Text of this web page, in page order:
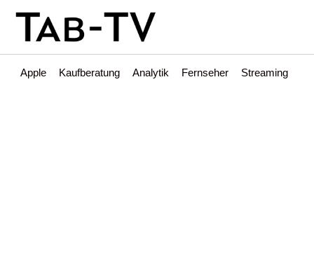
Apple Kaufberatung Analytik Fernseher Streaming